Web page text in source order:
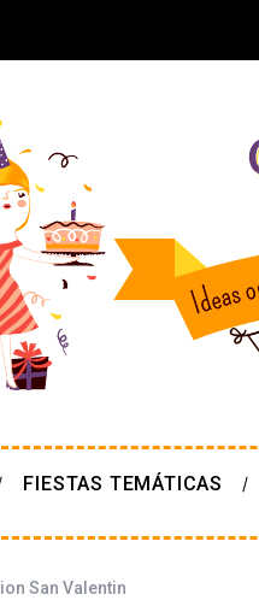
FIESTAS TEMÁTICAS
San Valentin